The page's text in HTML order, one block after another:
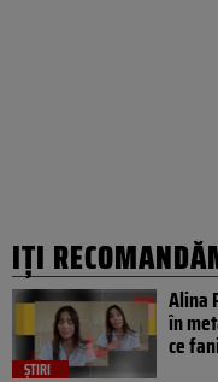
IȚI
ȘTIRI
Alina
în
ce